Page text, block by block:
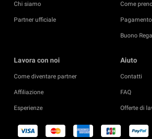
Chi siamo
Partner ufficiale
Come
Buono
Lavora con noi
Come diventare partner
Affiliazione
Esperienze
Aiuto
Contatti
FAQ
Offerte di